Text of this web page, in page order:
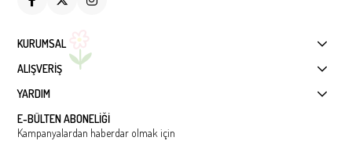
KURUMSAL
ALIŞVERİŞ
YARDIM
E-BÜLTEN ABONELİĞİ
Kampanyalardan haberdar olmak için